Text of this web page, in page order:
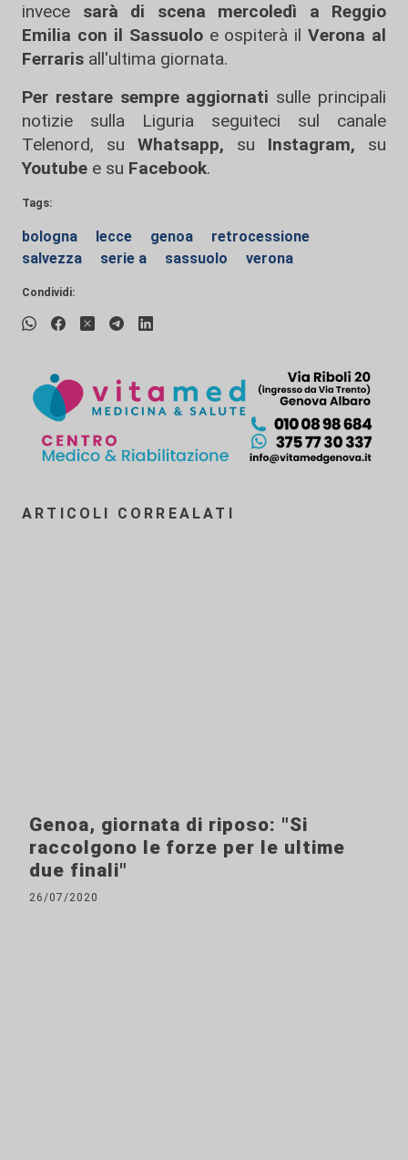
invece sarà di scena mercoledì a Reggio
Emilia con il Sassuoloe ospiterà ilVerona al
Ferraris all'ultima giornata.
Per restare sempre aggiornati sulle principali
notizie sulla Liguria seguiteci sul canale
Telenord, su
Whatsapp, su Instagram, su
Youtube e su Facebook.
Tags:
bologna lecce genoa
retrocessione
salvezza
serie a sassuolo verona
Condividi:
ARTICOLI CORREALATI
Genoa, giornata di riposo: "Si
raccolgono le forze per le ultime
due finali"
26/07/2020